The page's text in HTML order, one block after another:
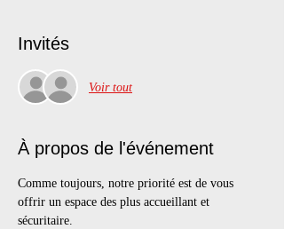
Invités
Voir tout
À propos de l'événement
Comme toujours, notre priorité est de vous
offrir un espace des plus accueillant et
sécuritaire.